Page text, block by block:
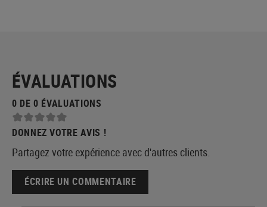
ÉVALUATIONS
0 DE 0 ÉVALUATIONS
DONNEZ VOTRE AVIS !
Partagez votre expérience avec d'autres clients.
ÉCRIRE UN COMMENTAIRE